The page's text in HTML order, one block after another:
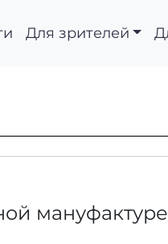
Для зрителей
мануфактуре